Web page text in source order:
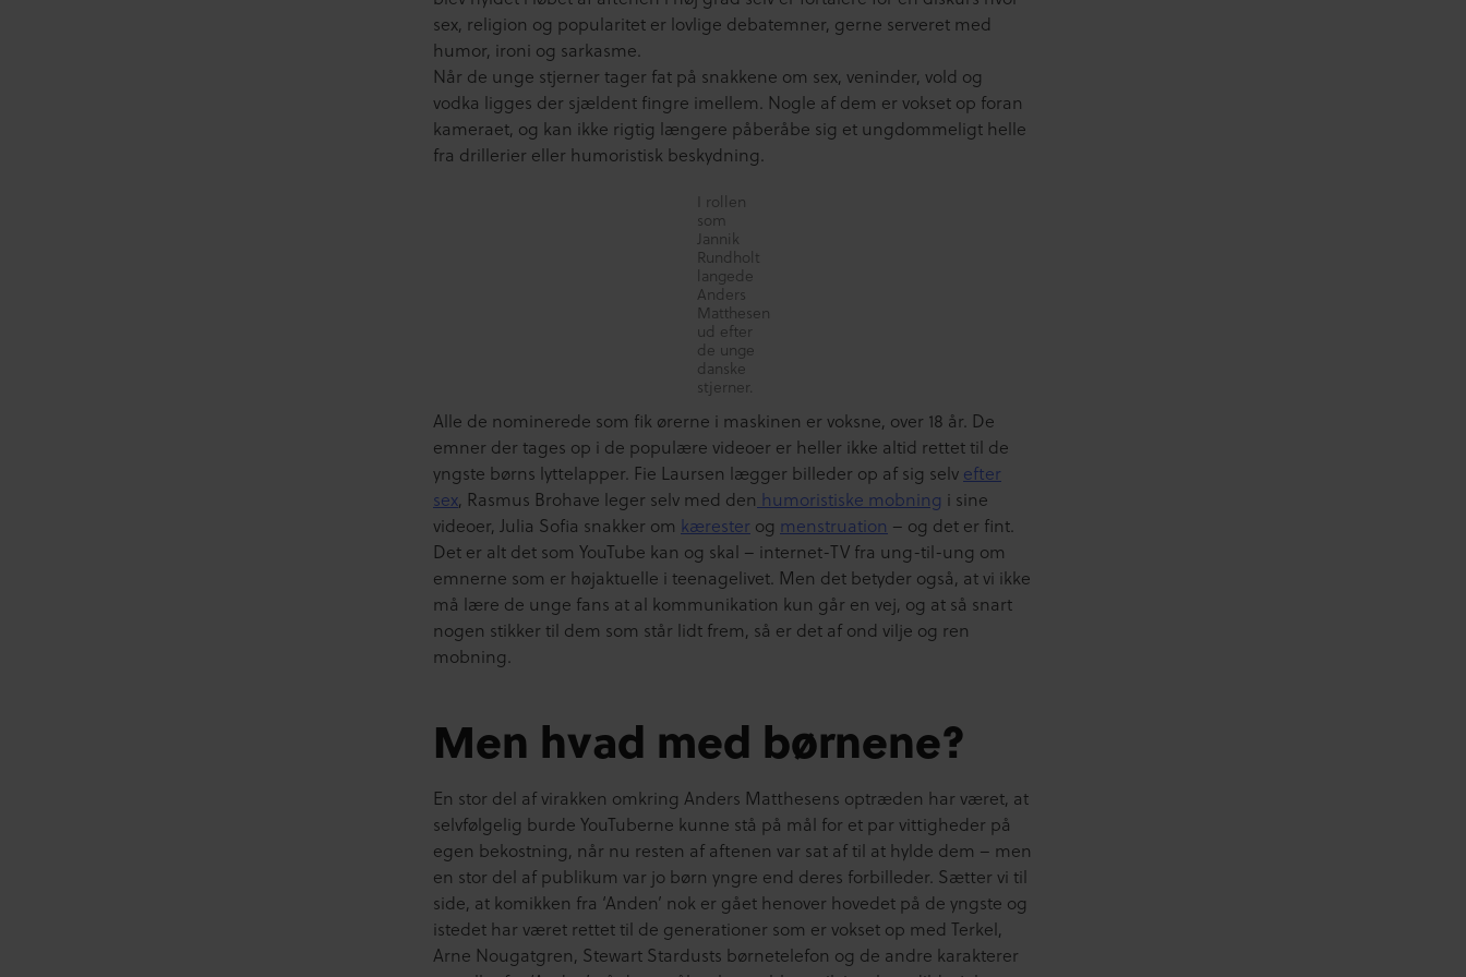
sex, religion og popularitet er lovlige debatemner, gerne serveret med
humor, ironi og sarkasme.
Når de unge stjerner tager fat på snakkene om sex, veninder, vold og
vodka ligges der sjældent fingre imellem. Nogle af dem er vokset op foran
kameraet, og kan ikke rigtig længere påberåbe sig et ungdommeligt helle
fra drillerier eller humoristisk beskydning.
I rollen
som
Jannik
Rundholt
langede
Anders
Matthesen
ud efter
de unge
danske
stjerner.
Alle de nominerede som fik ørerne i maskinen er voksne, over 18 år. De
emner der tages op i de populære videoer er heller ikke altid rettet til de
yngste børns lyttelapper. Fie Laursen lægger billeder op af sig selv efter
sex, Rasmus Brohave leger selv med den humoristiske mobning i sine
videoer, Julia Sofia snakker om kærester og menstruation – og det er fint.
Det er alt det som YouTube kan og skal – internet-TV fra ung-til-ung om
emnerne som er højaktuelle i teenagelivet. Men det betyder også, at vi ikke
må lære de unge fans at al kommunikation kun går en vej, og at så snart
nogen stikker til dem som står lidt frem, så er det af ond vilje og ren
mobning.
Men hvad med børnene?
En stor del af virakken omkring Anders Matthesens optræden har været, at
selvfølgelig burde YouTuberne kunne stå på mål for et par vittigheder på
egen bekostning, når nu resten af aftenen var sat af til at hylde dem – men
en stor del af publikum var jo børn yngre end deres forbilleder. Sætter vi til
side, at komikken fra ‘Anden’ nok er gået henover hovedet på de yngste og
istedet har været rettet til de generationer som er vokset op med Terkel,
Arne Nougatgren, Stewart Stardusts børnetelefon og de andre karakterer